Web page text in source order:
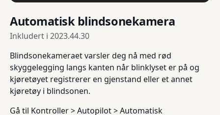
Automatisk blindsonekamera
Inkludert i 2023.44.30
Blindsonekameraet varsler deg nå med rød
skyggelegging langs kanten når blinklyset er på og
kjøretøyet registrerer en gjenstand eller et annet
kjøretøy i blindsonen.
Gå til Kontroller > Autopilot > Automatisk